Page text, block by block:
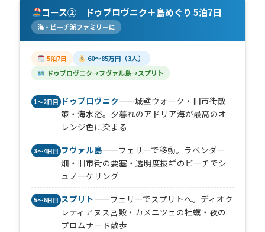
コース② ドゥブロヴニク＋島めぐり 5泊7日
海・ビーチ派ファミリーに
5泊7日
60〜85万円（3人）
ドゥブロヴニク→フヴァル島→スプリト
1〜2日目 ドゥブロヴニク——城壁ウォーク・旧市街散
策・海水浴。夕暮れのアドリア海が最高のオ
レンジ色に染まる
3〜4日目 フヴァル島——フェリーで移動。ラベンダー
畑・旧市街の要塞・透明度抜群のビーチでシ
ュノーケリング
5〜6日目 スプリト——フェリーでスプリトへ。ディオク
レティアヌス宮殿・カメニツェの牡蠣・夜の
プロムナード散歩